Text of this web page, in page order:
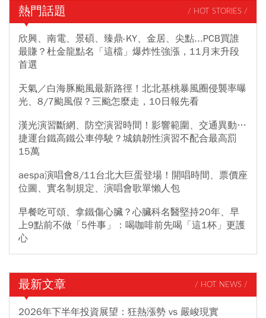
熱門話題 / HOT STORIES /
欣興、南電、景碩、臻鼎-KY、金居、尖點...PCB買誰
最賺？杜金龍點名「這檔」爆炸性強漲，11月末升段
首選
天氣／白海豚颱風最新路徑！北北基桃暴風圈侵襲率曝
光、8/7颱風假？三颱怎麼走，10日報先看
漢光演習斷網、防空演習時間！影響範圍、交通異動…
捷運台鐵高鐵公車停駛？城鎮韌性演習不配合最高罰
15萬
aespa演唱會8/11台北大巨蛋登場！開唱時間、票價座
位圖、實名制規定、演唱會歌單懶人包
早餐吃可頌、拿鐵傷心臟？心臟科名醫堅持20年、早
上9點前不做「5件事」：喝咖啡前先喝「這1杯」更護
心
最新文章 / HOT NEWS /
2026年下半年投資展望：狂熱漲勢 vs 嚴峻現實